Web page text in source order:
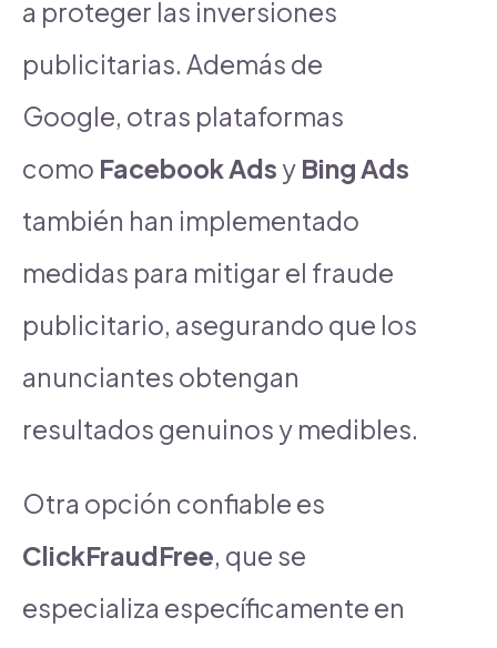
a proteger las inversiones
publicitarias. Además de
Google, otras plataformas
como Facebook Ads y Bing Ads
también han implementado
medidas para mitigar el fraude
publicitario, asegurando que los
anunciantes obtengan
resultados genuinos y medibles.
Otra opción confiable es
ClickFraudFree, que se
especializa específicamente en